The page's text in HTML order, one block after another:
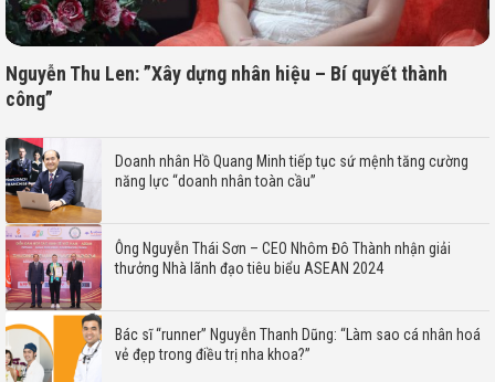
Nguyễn Thu Len: ”Xây dựng nhân hiệu – Bí quyết thành
công”
Doanh nhân Hồ Quang Minh tiếp tục sứ mệnh tăng cường
năng lực “doanh nhân toàn cầu”
Ông Nguyễn Thái Sơn – CEO Nhôm Đô Thành nhận giải
thưởng Nhà lãnh đạo tiêu biểu ASEAN 2024
Bác sĩ “runner” Nguyễn Thanh Dũng: “Làm sao cá nhân hoá
vẻ đẹp trong điều trị nha khoa?”